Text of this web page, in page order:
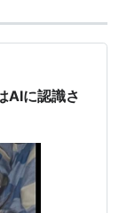
AIに認識さ